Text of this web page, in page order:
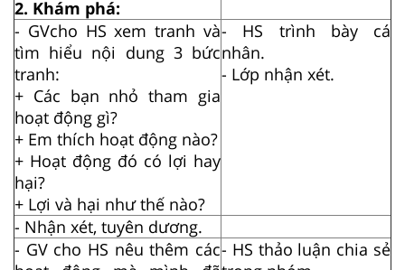
2. Khám phá:
- GVcho HS xem tranh và
tìm hiểu nội dung 3 bức
tranh:
+ Các bạn nhỏ tham gia
hoạt động gì?
+ Em thích hoạt động nào?
+ Hoạt động đó có lợi hay
hại?
+ Lợi và hại như thế nào?
- HS trình bày cá
nhân.
- Lớp nhận xét.
- Nhận xét, tuyên dương.
- GV cho HS nêu thêm các- HS thảo luận chia sẻ